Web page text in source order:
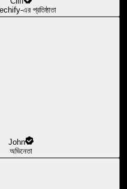
এর প্রতিষ্ঠাতা
John
অভিনেতা